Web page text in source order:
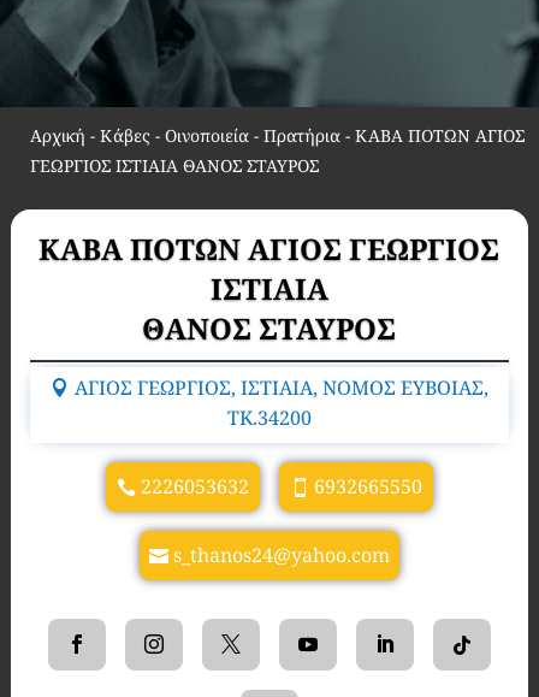
Αρχική - Κάβες - Οινοποιεία - Πρατήρια- ΚΑΒΑ ΠΟΤΩΝ ΑΓΙΟΣ
ΓΕΩΡΓΙΟΣ ΙΣΤΙΑΙΑ ΘΑΝΟΣ ΣΤΑΥΡΟΣ
ΚΑΒΑ ΠΟΤΩΝ ΑΓΙΟΣ ΓΕΩΡΓΙΟΣ
ΙΣΤΙΑΙΑ
ΘΑΝΟΣ ΣΤΑΥΡΟΣ
ΑΓΙΟΣ ΓΕΩΡΓΙΟΣ, ΙΣΤΙΑΙΑ, ΝΟΜΟΣ ΕΥΒΟΙΑΣ,
TK.34200
2226053632 6932665550
s_thanos24@yahoo.com